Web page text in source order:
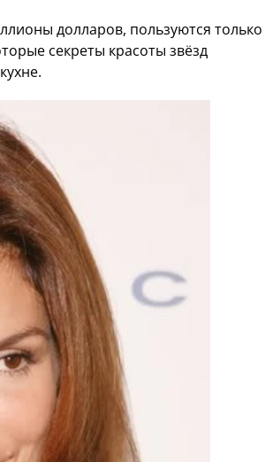
долларов, пользуются только
секреты красоты звёзд